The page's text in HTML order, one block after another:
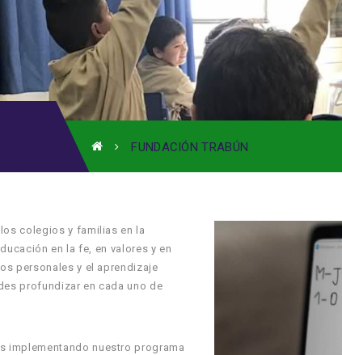
FUNDACIÓN TRABÚN
colegios y familias en la
en la fe, en valores y en
personales y el aprendizaje
profundizar en cada uno de
implementando nuestro programa